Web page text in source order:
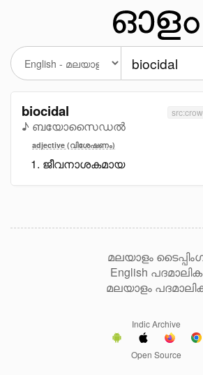
biocidal
♪ ബയോസൈഡൽ
adjective (വിശേഷണം)
ജീവനാശകമായ
മലയാളം
English പദമാലിക
മലയാളം
Indic Archive
Open Source